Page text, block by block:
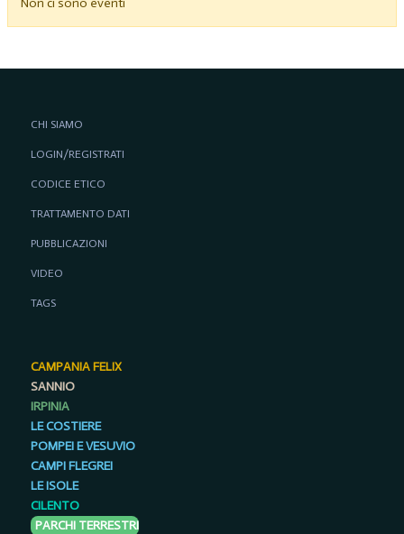
Non ci sono eventi
CHI SIAMO
LOGIN/REGISTRATI
CODICE ETICO
TRATTAMENTO DATI
PUBBLICAZIONI
VIDEO
TAGS
CAMPANIA FELIX
SANNIO
IRPINIA
LE COSTIERE
POMPEI E VESUVIO
CAMPI FLEGREI
LE ISOLE
CILENTO
PARCHI TERRESTRI